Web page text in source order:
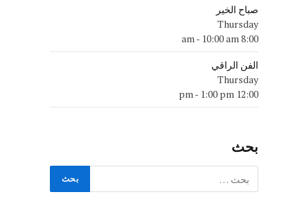
صباح الخير
Thursday
8:00 am
- 10:00 am
الفن الراقي
Thursday
12:00 pm
- 1:00 pm
بحث